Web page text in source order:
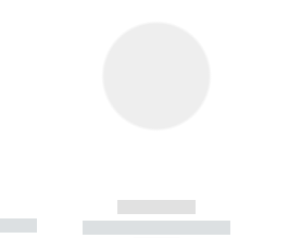
------------
----------- -----------